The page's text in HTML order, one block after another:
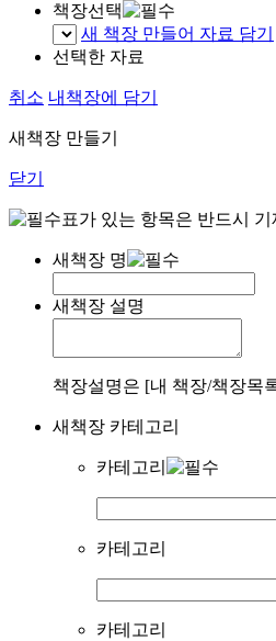
책장선택
새 책장 만들어 자료 담기
선택한 자료
취소 내책장에 담기
새책장 만들기
닫기
표가 있는 항목은 반드시
새책장 명
새책장 설명
책장설명은 [내 책장/책장목
새책장 카테고리
카테고리
카테고리
카테고리